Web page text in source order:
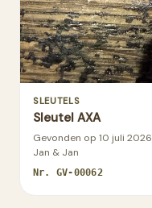
SLEUTELS
Sleutel AXA
Gevonden op 10 juli 2026
Jan & Jan
Nr. GV-00062